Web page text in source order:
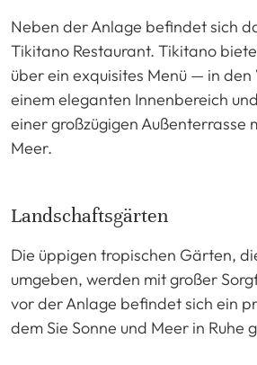
Neben der Anlage befindet sich
Tikitano Restaurant. Tikitano
über ein exquisites Menü — in
einem eleganten Innenbereich
einer großzügigen Außenterrasse
Meer.
Landschaftsgärten
Die üppigen tropischen Gärten,
umgeben, werden mit großer
vor der Anlage befindet sich ein
dem Sie Sonne und Meer in Ruhe